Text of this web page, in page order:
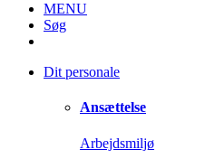
MENU
Søg
Dit personale
Ansættelse
Arbejdsmiljø